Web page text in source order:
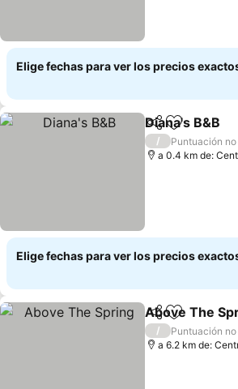
Elige fechas para ver los precios
CompartirAgregar a
Diana's B&B
/
Puntuación
a 0.4 km de:
Elige fechas para ver los precios
CompartirAgregar a
Above The
/
Puntuación
a 6.2 km de: